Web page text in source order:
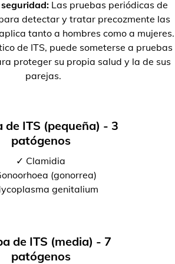
Las pruebas periódicas de
detectar y tratar precozmente las
tanto a hombres como a mujeres.
de ITS, puede someterse a pruebas
proteger su propia salud y la de sus
parejas.
de ITS (pequeña) - 3
patógenos
✓ Clamidia
(gonorrea)
genitalium
de ITS (media) - 7
patógenos